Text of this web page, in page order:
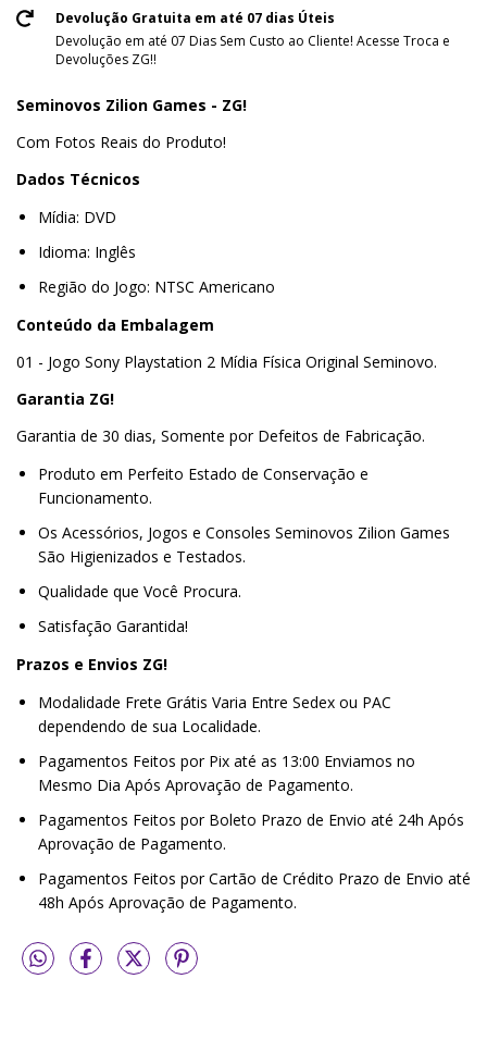
Devolução Gratuita em até 07 dias Úteis
Devolução em até 07 Dias Sem Custo ao Cliente! Acesse Troca e
Devoluções ZG!!
Seminovos Zilion Games - ZG!
Com Fotos Reais do Produto!
Dados Técnicos
Mídia: DVD
Idioma: Inglês
Região do Jogo: NTSC Americano
Conteúdo da Embalagem
01 - Jogo Sony Playstation 2 Mídia Física Original Seminovo.
Garantia ZG!
Garantia de 30 dias, Somente por Defeitos de Fabricação.
Produto em Perfeito Estado de Conservação e
Funcionamento.
Os Acessórios, Jogos e Consoles Seminovos Zilion Games
São Higienizados e Testados.
Qualidade que Você Procura.
Satisfação Garantida!
Prazos e Envios ZG!
Modalidade Frete Grátis Varia Entre Sedex ou PAC
dependendo de sua Localidade.
Pagamentos Feitos por Pix até as 13:00 Enviamos no
Mesmo Dia Após Aprovação de Pagamento.
Pagamentos Feitos por Boleto Prazo de Envio até 24h Após
Aprovação de Pagamento.
Pagamentos Feitos por Cartão de Crédito Prazo de Envio até
48h Após Aprovação de Pagamento.